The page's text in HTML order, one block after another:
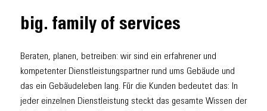
big. family of services
Beraten, planen, betreiben: wir sind ein erfahrener und
kompetenter Dienstleistungspartner rund ums Gebäude und
das ein Gebäudeleben lang. Für die Kunden bedeutet das: In
jeder einzelnen Dienstleistung steckt das gesamte Wissen der